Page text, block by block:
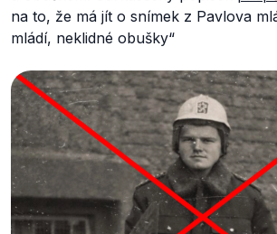
na to, že má jít o snímek z Pavlova
mládí, neklidné obušky“